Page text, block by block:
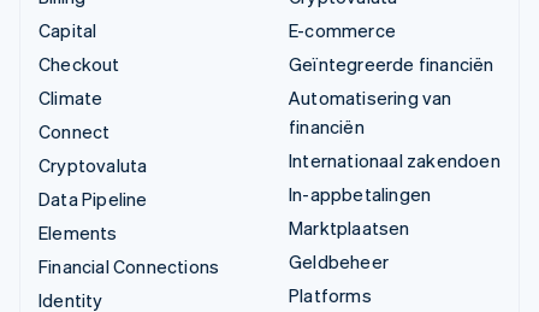
Capital
Checkout
Climate
Connect
Cryptovaluta
Data Pipeline
Elements
Financial Connections
Identity
E-commerce
Geïntegreerde financiën
Automatisering van
financiën
Internationaal zakendoen
In-appbetalingen
Marktplaatsen
Geldbeheer
Platforms